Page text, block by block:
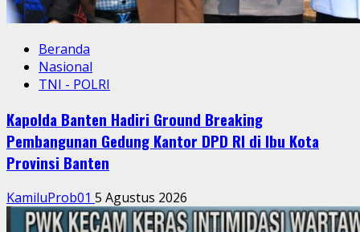
Beranda
Nasional
TNI - POLRI
Kapolda Banten Hadiri Ground Breaking
Pembangunan Gedung Kantor DPD RI di Ibu Kota
Provinsi Banten
KamiluProb01 5 Agustus 2026